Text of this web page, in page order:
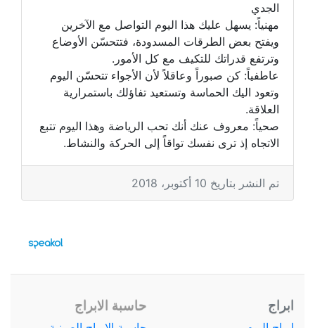
الجدي
مهنياً: يسهل عليك هذا اليوم التواصل مع الآخرين
ويفتح بعض الطرقات المسدودة، فتتحسّن الأوضاع
وترتفع قدراتك للتكيف مع كل الأمور.
عاطفياً: كن صبوراً وعاقلاً لأن الأجواء تتحسّن اليوم
وتعود اليك الحماسة وتستعيد تفاؤلك باستمرارية
العلاقة.
صحياً: معروف عنك أنك تحب الرياضة وهذا اليوم تتبع
الاتجاه إذ ترى نفسك تواقاً إلى الحركة والنشاط.
تم النشر بتاريخ 10 أكتوبر، 2018
ابراج حاسبة الابراج